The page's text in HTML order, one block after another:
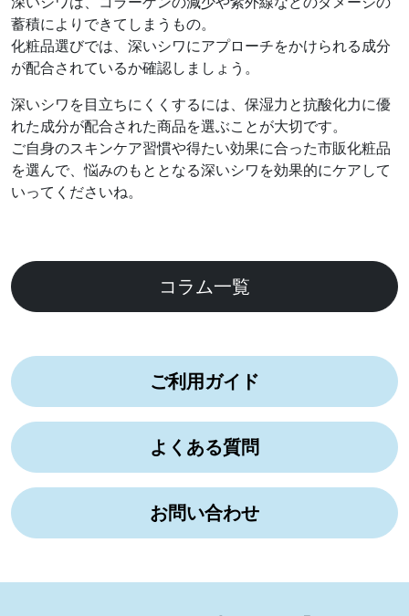
蓄積によりできてしまうもの。
化粧品選びでは、深いシワにアプローチをかけられる成分
が配合されているか確認しましょう。
深いシワを目立ちにくくするには、保湿力と抗酸化力に優
れた成分が配合された商品を選ぶことが大切です。
ご自身のスキンケア習慣や得たい効果に合った市販化粧品
を選んで、悩みのもととなる深いシワを効果的にケアして
いってくださいね。
コラム一覧
ご利用ガイド
よくある質問
お問い合わせ